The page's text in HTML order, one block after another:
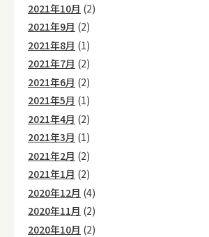
2021年10月 (2)
2021年9月 (2)
2021年8月 (1)
2021年7月 (2)
2021年6月 (2)
2021年5月 (1)
2021年4月 (2)
2021年3月 (1)
2021年2月 (2)
2021年1月 (2)
2020年12月 (4)
2020年11月 (2)
2020年10月 (2)